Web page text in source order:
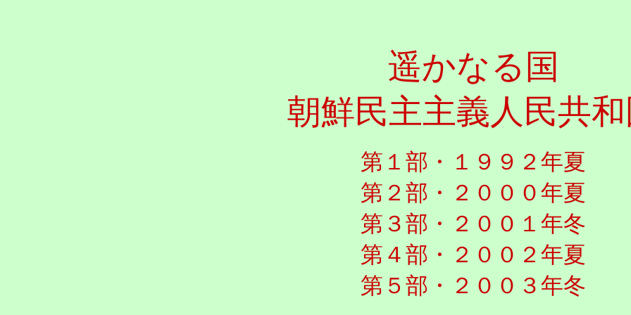
遥かなる国
朝鮮民主主義人民共
第１部・ １９９２年夏
第２部・２０００年夏
第３部・２００１年冬
第４部・２００２年夏
第５部・２００３年冬